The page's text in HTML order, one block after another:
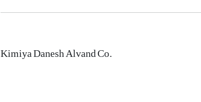
Kimiya Danesh Alvand Co.